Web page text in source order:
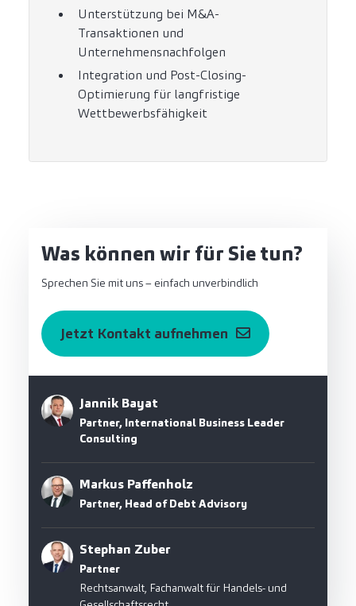
Unterstützung bei M&A-
Transaktionen und
Unternehmensnachfolgen
Integration und Post-Closing-
Optimierung für langfristige
Wettbewerbsfähigkeit
Jannik Bayat
Partner, International Business Leader
Consulting
Markus Paffenholz
Partner, Head of Debt Advisory
Stephan Zuber
Partner
Rechtsanwalt, Fachanwalt für Handels- und
Was können wir für Sie tun?
Sprechen Sie mit uns – einfach unverbindlich
Jetzt Kontakt aufnehmen